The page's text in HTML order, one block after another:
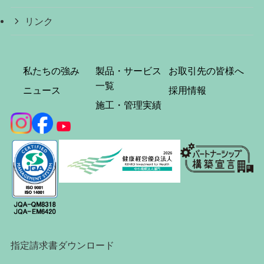
リンク
私たちの強み
ニュース
製品・サービス
一覧
施工・管理実績
お取引先の皆様へ
採用情報
指定請求書ダウンロード